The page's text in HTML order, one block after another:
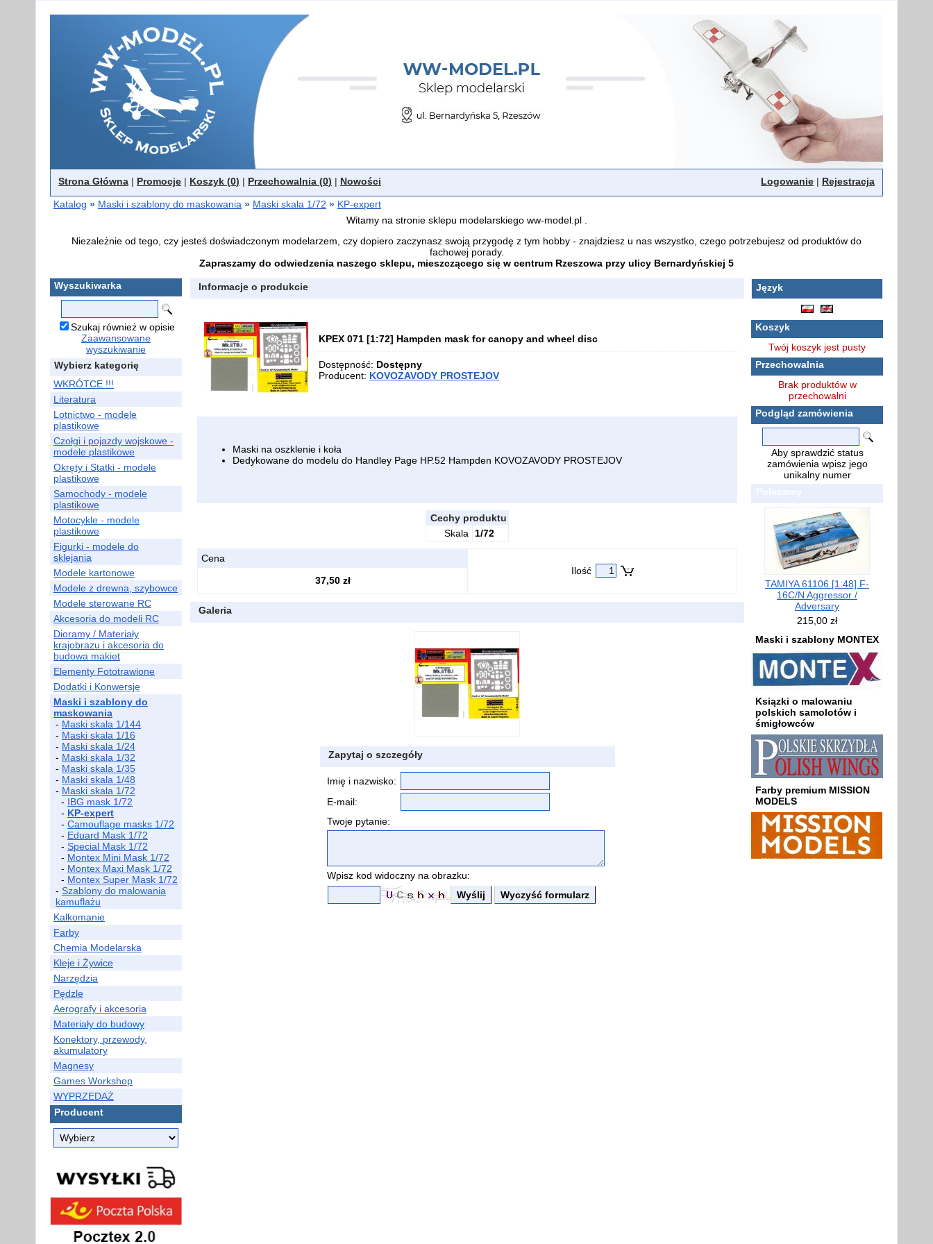
Strona Główna | Promocje | Koszyk (0) | Przechowalnia (0) | Nowości Logowanie | Rejestracja
Katalog » Maski i szablony do maskowania » Maski skala 1/72 » KP-expert
Witamy na stronie sklepu modelarskiego ww-model.pl .
Niezależnie od tego, czy jesteś doświadczonym modelarzem, czy dopiero zaczynasz swoją przygodę z tym hobby - znajdziesz u nas wszystko, czego potrzebujesz od produktów do
fachowej porady.
Zapraszamy do odwiedzenia naszego sklepu, mieszczącego się w centrum Rzeszowa przy ulicy Bernardyńskiej 5
Wyszukiwarka
Szukaj również w opisie
Zaawansowane
wyszukiwanie
Wybierz kategorię
WKRÓTCE !!!
Literatura
Lotnictwo - modele
plastikowe
Czołgi i pojazdy wojskowe -
modele plastikowe
Okręty i Statki - modele
plastikowe
Samochody - modele
plastikowe
Motocykle - modele
plastikowe
Figurki - modele do
sklejania
Modele kartonowe
Modele z drewna, szybowce
Modele sterowane RC
Akcesoria do modeli RC
Dioramy / Materiały
krajobrazu i akcesoria do
budowa makiet
Elementy Fototrawione
Dodatki i Konwersje
Maski i szablony do
maskowania
- Maski skala 1/144
- Maski skala 1/16
- Maski skala 1/24
- Maski skala 1/32
- Maski skala 1/35
- Maski skala 1/48
- Maski skala 1/72
- IBG mask 1/72
- KP-expert
- Camouflage masks 1/72
- Eduard Mask 1/72
- Special Mask 1/72
- Montex Mini Mask 1/72
- Montex Maxi Mask 1/72
- Montex Super Mask 1/72
- Szablony do malowania
kamuflażu
Kalkomanie
Farby
Chemia Modelarska
Kleje i Żywice
Narzędzia
Pędzle
Aerografy i akcesoria
Materiały do budowy
Konektory, przewody,
akumulatory
Magnesy
Games Workshop
WYPRZEDAŻ
Producent
Informacje o produkcie
KPEX 071 [1:72] Hampden mask for canopy and wheel disc
Dostępność: Dostępny
Producent: KOVOZAVODY PROSTEJOV
Maski na oszklenie i koła
Dedykowane do modelu do Handley Page HP.52 Hampden KOVOZAVODY PROSTEJOV
Cechy produktu
Skala
1/72
Cena
Ilość
37,50 zł
Galeria
Zapytaj o szczegóły
Imię i nazwisko:
E-mail:
Twoje pytanie:
Wpisz kod widoczny na obrazku:
Język
Koszyk
Twój koszyk jest pusty
Przechowalnia
Brak produktów w
przechowalni
Podgląd zamówienia
Aby sprawdzić status
zamówienia wpisz jego
unikalny numer
TAMIYA 61106 [1:48] F-
16C/N Aggressor /
Adversary
215,00 zł
Maski i szablony MONTEX
Ksiązki o malowaniu
polskich samolotów i
śmigłowców
Farby premium MISSION
MODELS